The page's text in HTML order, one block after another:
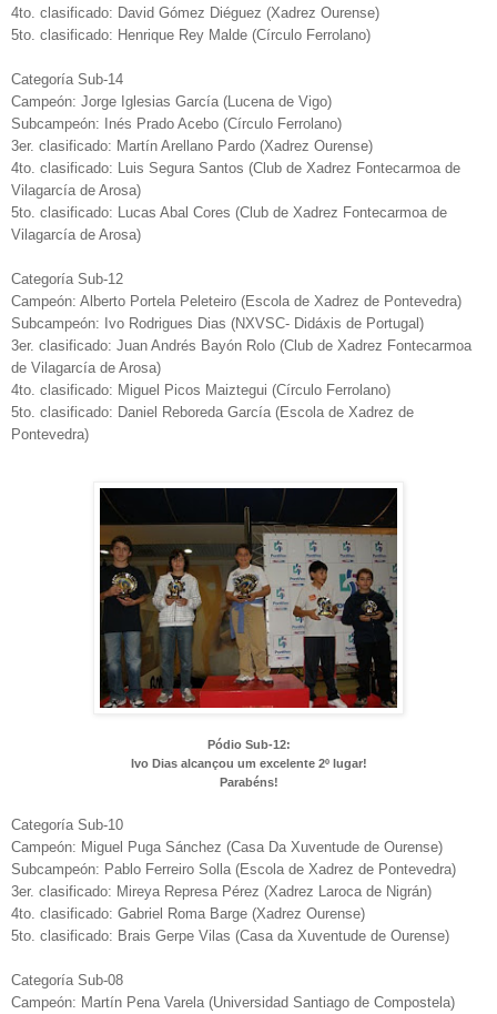
4to. clasificado: David Gómez Diéguez (Xadrez Ourense)
5to. clasificado: Henrique Rey Malde (Círculo Ferrolano)
Categoría Sub-14
Campeón: Jorge Iglesias García (Lucena de Vigo)
Subcampeón: Inés Prado Acebo (Círculo Ferrolano)
3er. clasificado: Martín Arellano Pardo (Xadrez Ourense)
4to. clasificado: Luis Segura Santos (Club de Xadrez Fontecarmoa de
Vilagarcía de Arosa)
5to. clasificado: Lucas Abal Cores (Club de Xadrez Fontecarmoa de
Vilagarcía de Arosa)
Categoría Sub-12
Campeón: Alberto Portela Peleteiro (Escola de Xadrez de Pontevedra)
Subcampeón: Ivo Rodrigues Dias (NXVSC- Didáxis de Portugal)
3er. clasificado: Juan Andrés Bayón Rolo (Club de Xadrez Fontecarmoa
de Vilagarcía de Arosa)
4to. clasificado: Miguel Picos Maiztegui (Círculo Ferrolano)
5to. clasificado: Daniel Reboreda García (Escola de Xadrez de
Pontevedra)
Pódio Sub-12:
Ivo Dias alcançou um excelente 2º lugar!
Parabéns!
Categoría Sub-10
Campeón: Miguel Puga Sánchez (Casa Da Xuventude de Ourense)
Subcampeón: Pablo Ferreiro Solla (Escola de Xadrez de Pontevedra)
3er. clasificado: Mireya Represa Pérez (Xadrez Laroca de Nigrán)
4to. clasificado: Gabriel Roma Barge (Xadrez Ourense)
5to. clasificado: Brais Gerpe Vilas (Casa da Xuventude de Ourense)
Categoría Sub-08
Campeón: Martín Pena Varela (Universidad Santiago de Compostela)